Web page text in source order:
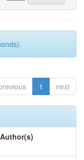
1 next
Author(s)